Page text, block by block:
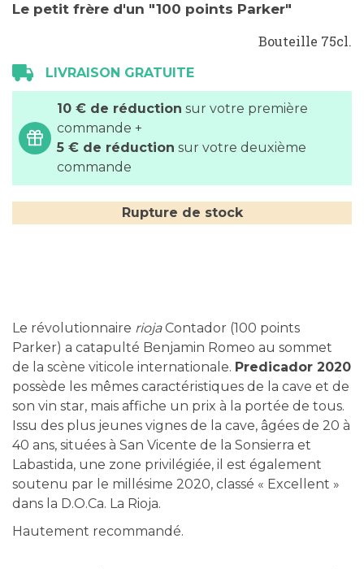
of
gallery
Le petit frère d'un "100 points Parker"
Bouteille 75cl.
LIVRAISON GRATUITE
10 € de réduction sur votre première
commande +
5 € de réduction sur votre deuxième
commande
Rupture de stock
Le révolutionnaire riojaContador (100 points
Parker) a catapulté Benjamin Romeo au sommet
de la scène viticole internationale. Predicador 2020
possède les mêmes caractéristiques de la cave et de
son vin star, mais affiche un prix à la portée de tous.
Issu des plus jeunes vignes de la cave, âgées de 20 à
40 ans, situées à San Vicente de la Sonsierra et
Labastida, une zone privilégiée, il est également
soutenu par le millésime 2020, classé « Excellent »
dans la D.O.Ca. La Rioja.
Hautement recommandé.